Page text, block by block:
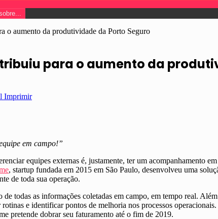
o aumento da produtividade da Porto Seguro
para o aumento da
Imprimir
em campo!”
equipes externas é, justamente, ter um acompanhamento
, startup fundada em 2015 em São Paulo, desenvolveu uma
de toda sua operação.
todas as informações coletadas em campo, em tempo real.
e identificar pontos de melhoria nos processos
pretende dobrar seu faturamento até o fim de 2019.